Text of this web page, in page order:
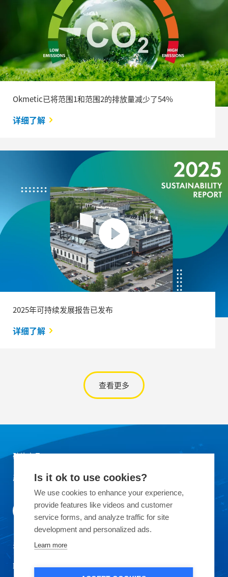
Okmetic已将范围1和范围2的排放量减少了54%
详细了解
2025年可持续发展报告已发布
详细了解
查看更多
硅片产品
产品应用领域
关于OKMETIC
联系我们
Is it ok to use cookies?
We use cookies to enhance your experience,
provide features like videos and customer
service forms, and analyze traffic for site
development and personalized ads.
Learn more